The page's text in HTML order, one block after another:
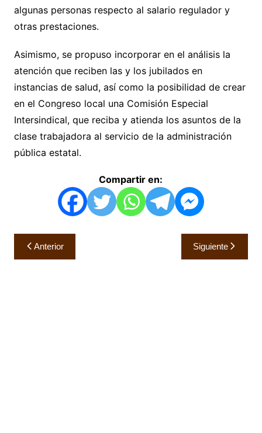
algunas personas respecto al salario regulador y
otras prestaciones.
Asimismo, se propuso incorporar en el análisis la
atención que reciben las y los jubilados en
instancias de salud, así como la posibilidad de crear
en el Congreso local una Comisión Especial
Intersindical, que reciba y atienda los asuntos de la
clase trabajadora al servicio de la administración
pública estatal.
Compartir en:
Navegación
de
Anterior Siguiente